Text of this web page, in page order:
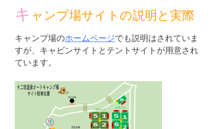
キ ャンプ場サイトの説明と実際
キャンプ場のホームページでも説明はされていま
すが、キャビンサイトとテントサイトが用意され
ています。